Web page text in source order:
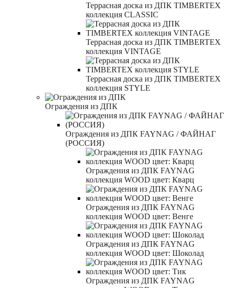
Террасная доска из ДПК TIMBERTEX
коллекция CLASSIC
Террасная доска из ДПК TIMBERTEX
коллекция VINTAGE
Террасная доска из ДПК TIMBERTEX
коллекция STYLE
Ограждения из ДПК
Ограждения из ДПК FAYNAG / ФАЙНАГ
(РОССИЯ)
Ограждения из ДПК FAYNAG
коллекция WOOD цвет: Кварц
Ограждения из ДПК FAYNAG
коллекция WOOD цвет: Венге
Ограждения из ДПК FAYNAG
коллекция WOOD цвет: Шоколад
Ограждения из ДПК FAYNAG